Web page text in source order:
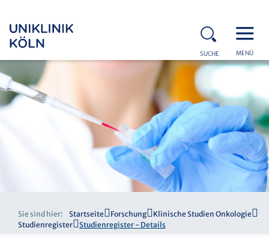
SUCHE MENÜ
Sie sind hier: Startseite Forschung
Klinische Studien Onkologie
Studienregister
Studienregister - Details